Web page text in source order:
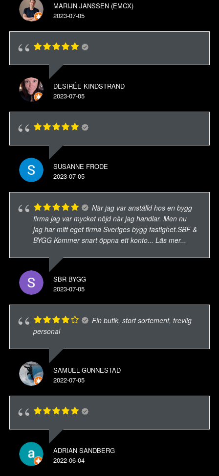
MARIJN JANSSEN (EMCX)
2023-07-05
DESIRÉE KINDSTRAND
2023-07-05
SUSANNE FRODE
2023-07-05
När jag var anställd hos en bygg
firma jag var mycket nöjd när jag handlar. Men nu
jag har mitt eget firma Sveriges bygg fastighet.SBF &
BYGG Kommer snart öppna ett konto... Läs mer...
SBR BYGG
2023-07-05
Fin butik, stort sortement, trevlig
personal
SAMUEL GUNNESTAD
2022-07-05
ADRIAN SANDBERG
2022-06-04